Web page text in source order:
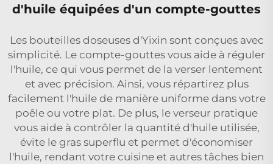
d'huile équipées d'un compte-gouttes
Les bouteilles doseuses d'Yixin sont conçues avec
simplicité. Le compte-gouttes vous aide à réguler
l'huile, ce qui vous permet de la verser lentement
et avec précision. Ainsi, vous répartirez plus
facilement l'huile de manière uniforme dans votre
poêle ou votre plat. De plus, le verseur pratique
vous aide à contrôler la quantité d'huile utilisée,
évite le gras superflu et permet d'économiser
l'huile, rendant votre cuisine et autres tâches bien